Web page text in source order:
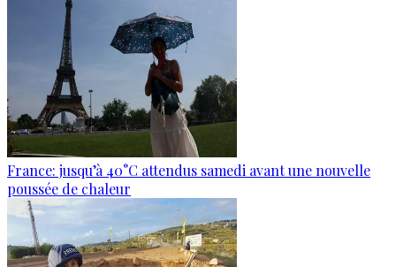
France: jusqu’à 40°C attendus samedi avant une nouvelle
poussée de chaleur